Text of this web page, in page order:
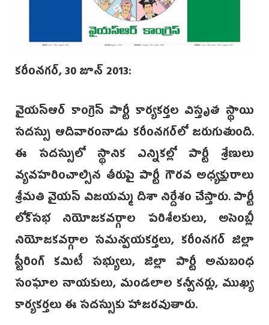
కరీంనగర్‌, 30 జూన్‌ 2013:
వైయస్‌ఆర్‌ కాంగ్రెస్‌ పార్టీ కార్యకర్తల విస్తృత స్థాయి
సదస్సు ఆదివారంనాడు కరీంనగర్‌లో జరుగుతుంది.
ఈ సదస్సులో స్థానిక ఎన్నికల్లో పార్టీ శ్రేణులు
వ్యవహరించాల్సిన తీరుపై పార్టీ గౌరవ అధ్యక్షురాలు
శ్రీమతి వైయస్‌ విజయమ్మ దిశా నిర్దేశం చేస్తారు. పార్టీ
లోక్‌సభ నియోజకవర్గాల పరిశీలకులు, అసెంబ్లీ
నియోజకవర్గాల సమన్వయకర్తలు, కరీంనగర్ జిల్లా
స్టీరింగ్ కమిటీ సభ్యులు, జిల్లా పార్టీ అనుబంధ
సంఘాల నాయకులు, మండలాల కన్వీనర్లు, ముఖ్య
కార్యకర్తలు ఈ సదస్సుకు హాజరవుతారు.